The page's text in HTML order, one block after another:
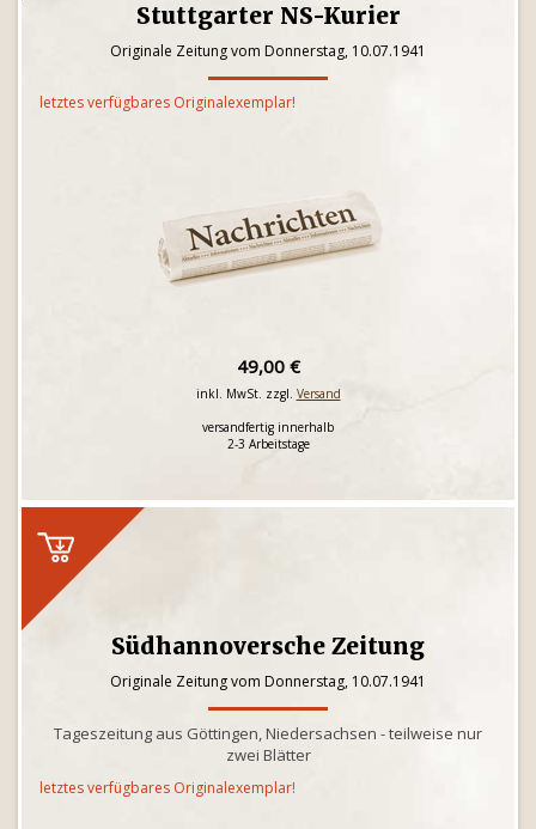
Stuttgarter NS-Kurier
Originale Zeitung vom Donnerstag, 10.07.1941
letztes verfügbares Originalexemplar!
49,00 €
inkl. MwSt. zzgl. Versand
versandfertig innerhalb
2-3 Arbeitstage
Südhannoversche Zeitung
Originale Zeitung vom Donnerstag, 10.07.1941
Tageszeitung aus Göttingen, Niedersachsen - teilweise nur
zwei Blätter
letztes verfügbares Originalexemplar!